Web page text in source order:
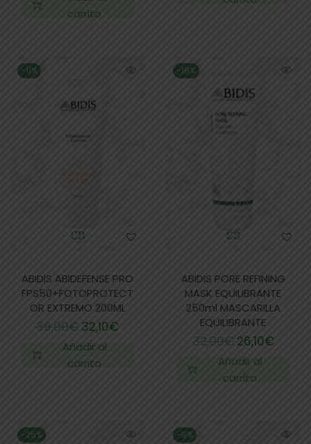
carrito
-11%
ABIDIS ABIDEFENSE PRO
FPS50+FOTOPROTECT
OR EXTREMO 200ML
36,00€32,10€
Añadir al
carrito
-18%
ABIDIS PORE REFINING
MASK EQUILIBRANTE
250ml MASCARILLA
EQUILIBRANTE
32,00€ 26,10€
Añadir al
carrito
-25% -9%